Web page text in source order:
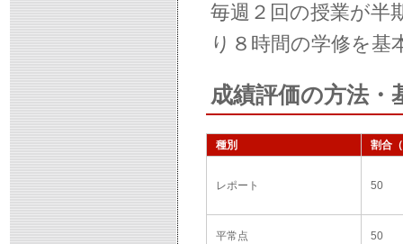
毎週２回の授業が半
り８時間の学修を基
成績評価の方法・
種別 割合
レポート 50
平常点 50